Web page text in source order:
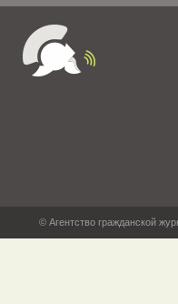
© Агентство гражданской